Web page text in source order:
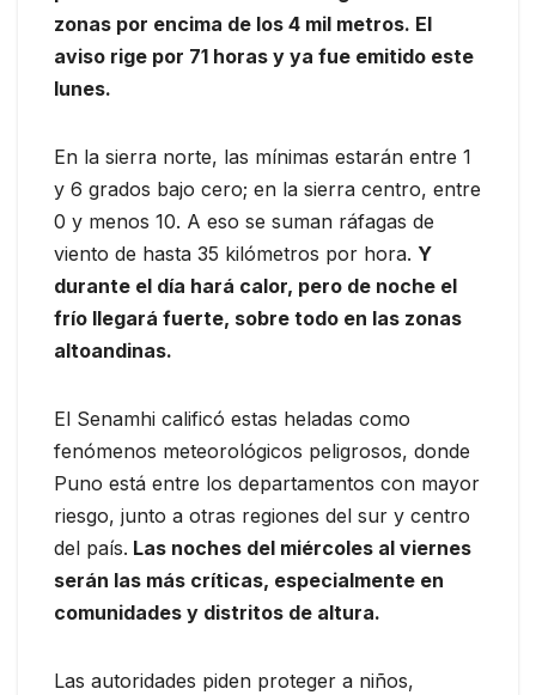
zonas por encima de los 4 mil metros. El
aviso rige por 71 horas y ya fue emitido este
lunes.
En la sierra norte, las mínimas estarán entre 1
y 6 grados bajo cero; en la sierra centro, entre
0 y menos 10. A eso se suman ráfagas de
viento de hasta 35 kilómetros por hora. Y
durante el día hará calor, pero de noche el
frío llegará fuerte, sobre todo en las zonas
altoandinas.
El Senamhi calificó estas heladas como
fenómenos meteorológicos peligrosos, donde
Puno está entre los departamentos con mayor
riesgo, junto a otras regiones del sur y centro
del país. Las noches del miércoles al viernes
serán las más críticas, especialmente en
comunidades y distritos de altura.
Las autoridades piden proteger a niños,